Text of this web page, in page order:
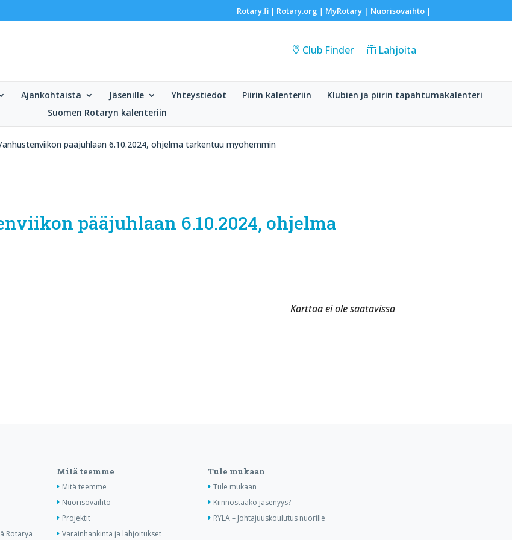
Rotary.fi| Rotary.org | MyRotary | Nuorisovaihto|
Club Finder Lahjoita
Ajankohtaista Jäsenille Yhteystiedot Piirin kalenteriin
Klubien ja piirin tapahtumakalenteri
Suomen Rotaryn kalenteriin
pääjuhlaan 6.10.2024, ohjelma tarkentuu myöhemmin
pääjuhlaan 6.10.2024, ohjelma
Karttaa ei ole saatavissa
Rotarya
Mitä teemme
Mitä teemme
Nuorisovaihto
Projektit
Varainhankinta ja lahjoitukset
Tule mukaan
Tule mukaan
Kiinnostaako jäsenyys?
RYLA – Johtajuuskoulutus nuorille